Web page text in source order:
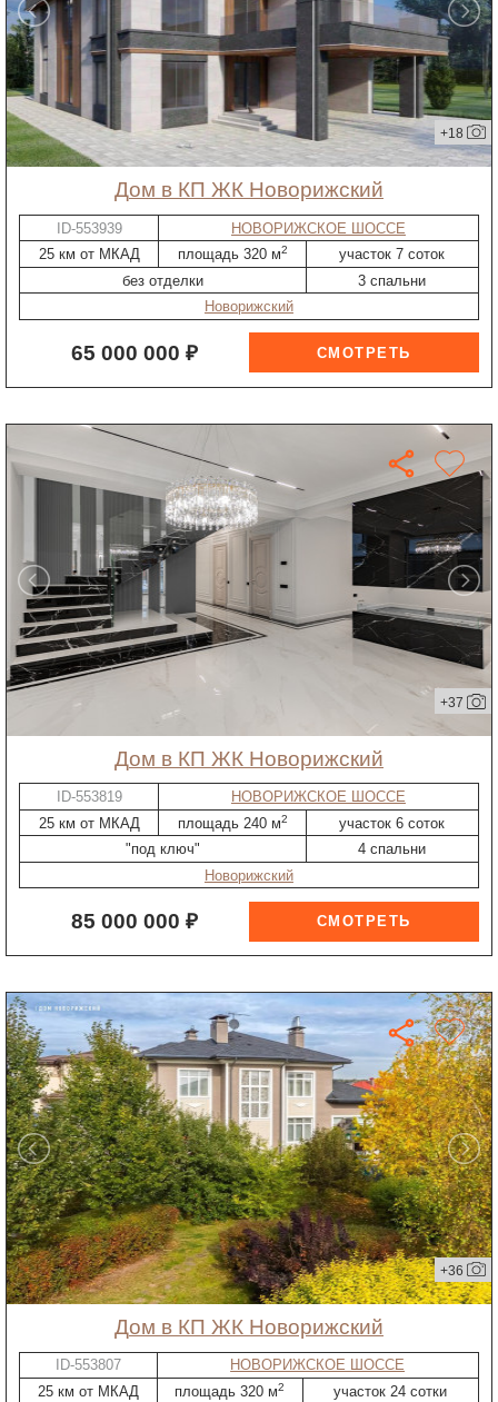
+18
дом в КП ЖК Новорижский
ID-553939
НОВОРИЖСКОЕ ШОССЕ
25 км от МКАД
площадь 320 м2
участок 7 соток
без отделки
3 спальни
Новорижский
65 000 000 ₽
+37
дом в КП ЖК Новорижский
ID-553819
НОВОРИЖСКОЕ ШОССЕ
25 км от МКАД
площадь 240 м2
участок 6 соток
"под ключ"
4 спальни
Новорижский
85 000 000 ₽
+36
дом в КП ЖК Новорижский
ID-553807
НОВОРИЖСКОЕ ШОССЕ
25 км от МКАД
площадь 320 м2 участок 24 сотки